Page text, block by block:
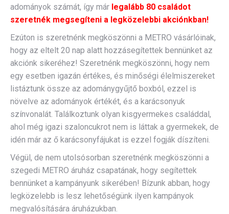
adományok számát, így már legalább 80 családot
szeretnék megsegíteni a legközelebbi akciónkban!
Ezúton is szeretnénk megköszönni a METRO vásárlóinak,
hogy az eltelt 20 nap alatt hozzásegítettek bennünket az
akciónk sikeréhez! Szeretnénk megköszönni, hogy nem
egy esetben igazán értékes, és minőségi élelmiszereket
listáztunk össze az adománygyűjtő boxból, ezzel is
növelve az adományok értékét, és a karácsonyuk
színvonalát. Találkoztunk olyan kisgyermekes családdal,
ahol még igazi szaloncukrot nem is láttak a gyermekek, de
idén már az ő karácsonyfájukat is ezzel fogják díszíteni.
Végül, de nem utolsósorban szeretnénk megköszönni a
szegedi METRO áruház csapatának, hogy segítettek
bennünket a kampányunk sikerében! Bízunk abban, hogy
legközelebb is lesz lehetőségünk ilyen kampányok
megvalósítására áruházukban.